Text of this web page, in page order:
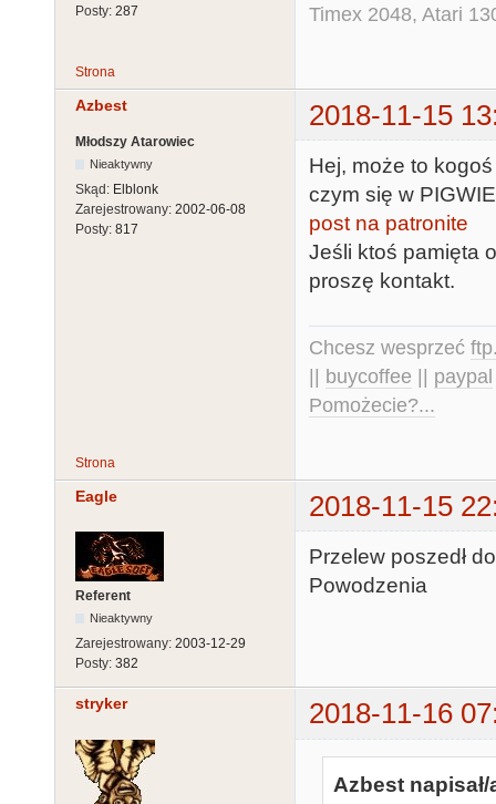
Posty: 287 Timex 2048, Atari
Strona
Azbest 2018-11-15
Młodszy Atarowiec
Nieaktywny
Skąd: Elblonk
Zarejestrowany: 2002-06-08
Posty: 817
Hej, może to
czym się w
post na patronite
Jeśli ktoś pamięta
proszę kontakt.
Chcesz wesprzeć
|| buycoffee || paypal
Pomożecie?...
Strona
Eagle 2018-11-15
Referent
Nieaktywny
Zarejestrowany: 2003-12-29
Posty: 382
Przelew poszedł
Powodzenia
stryker 2018-11-16
Azbest napisał/